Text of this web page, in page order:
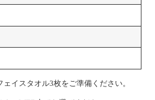
イスタオル3枚をご準備ください。